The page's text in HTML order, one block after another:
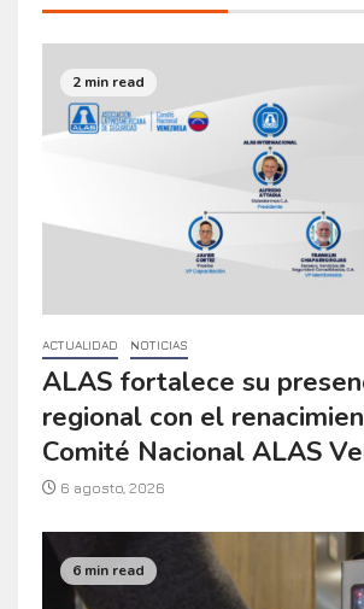
2 min read
ACTUALIDAD NOTICIAS
ALAS fortalece su
regional con el
Comité Nacional ALAS
6 agosto, 2026
6 min read